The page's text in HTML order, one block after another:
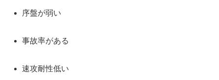
序盤が弱い
事故率がある
速攻耐性低い